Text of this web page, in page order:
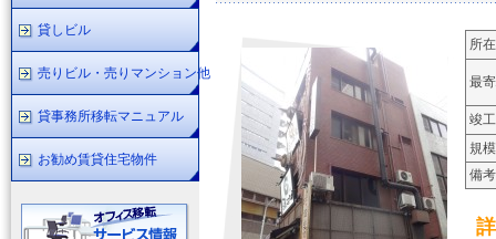
所
最
竣工
規模
備考
貸しビル
売りビル・売りマンション他
貸事務所移転マニュアル
お勧め賃貸住宅物件